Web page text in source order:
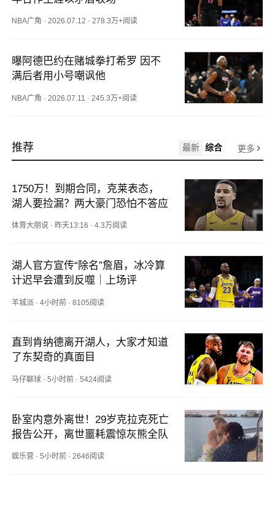
NBA广角 ·2026.07.12 ·278.3万+阅读
曝阿德巴约在赌城拳打希罗 因不
满后者用小号嘲讽他
NBA广角 · 2026.07.11 · 245.3万+阅读
推荐 最新 综合 更多
1750万！到期合同，克莱表态，
湖人要捡漏？两大豪门恐怕不答应
体育大朋说 · 昨天13:16 ·4.3万阅读
湖人官方宣传“除名”詹眉，冰冷算
计迟早会遭到反噬｜上场评
羊城派 ·4小时前 ·8105阅读
直到肯纳德离开湖人，大家才知道
了东契奇的真面目
马仔聊球 ·5小时前 ·5424阅读
卧室内意外离世！29岁克拉克死亡
报告公开，离世噩耗震惊灰熊全队
娱乐营 ·5小时前 ·2646阅读